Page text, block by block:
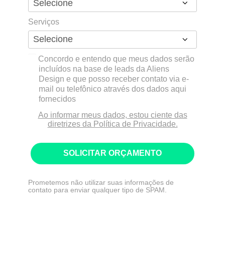
Serviços
Concordo e entendo que meus dados serão
incluídos na base de leads da Aliens
Design e que posso receber contato via e-
mail ou telefônico através dos dados aqui
fornecidos
Ao informar meus dados, estou ciente das
diretrizes da Política de Privacidade.
SOLICITAR ORÇAMENTO
Prometemos não utilizar suas informações de
contato para enviar qualquer tipo de SPAM.